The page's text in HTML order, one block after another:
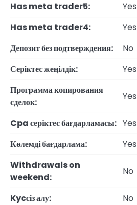
Has meta trader5:
Yes
Has meta trader4:
Yes
Депозит без подтверждения:
No
Серіктес жеңілдік:
Yes
Программа копирования
сделок:
Yes
Cpa серіктес бағдарламасы: Yes
Көлемді бағдарлама:
Yes
Withdrawals on
weekend:
No
Kycсіз алу:
No